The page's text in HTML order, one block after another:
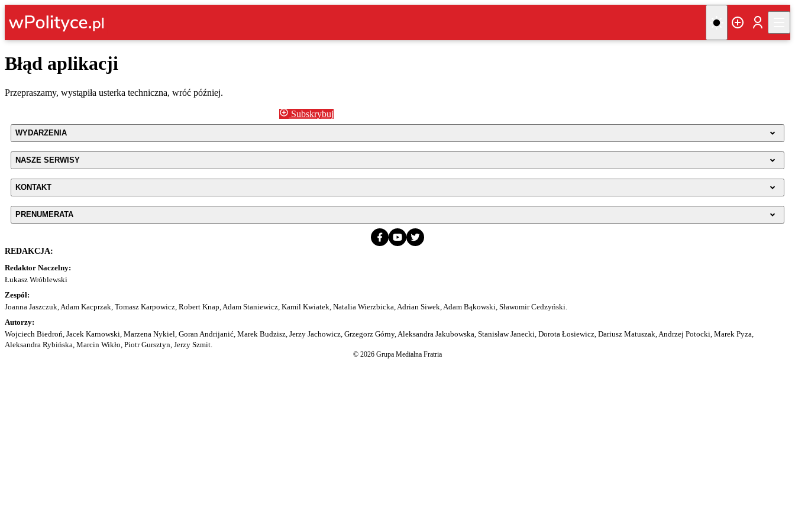
Błąd aplikacji
Przepraszamy, wystąpiła usterka techniczna, wróć później.
Subskrybuj
WYDARZENIA
NASZE SERWISY
KONTAKT
PRENUMERATA
REDAKCJA:
Redaktor Naczelny:
Łukasz Wróblewski
Zespół:
Joanna Jaszczuk, Adam Kacprzak, Tomasz Karpowicz, Robert Knap, Adam Staniewicz, Kamil Kwiatek, Natalia Wierzbicka, Adrian Siwek, Adam Bąkowski, Sławomir Cedzyński.
Autorzy:
Wojciech Biedroń, Jacek Karnowski, Marzena Nykiel, Goran Andrijanić, Marek Budzisz, Jerzy Jachowicz, Grzegorz Górny, Aleksandra Jakubowska, Stanisław Janecki, Dorota Łosiewicz, Dariusz Matuszak, Andrzej Potocki, Marek Pyza,
Aleksandra Rybińska, Marcin Wikło, Piotr Gursztyn, Jerzy Szmit.
© 2026 Grupa Medialna Fratria